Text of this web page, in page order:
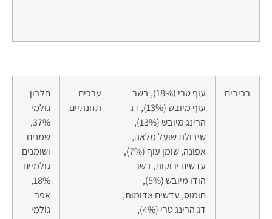
רכיבים
עוף טרי (18%), בשר
עוף מיובש (13%), דג
הרינג מיובש (13%),
שיבולת שועל מלאה,
אפונה, שומן עוף (7%),
עדשים ירוקות, בשר
הודו מיובש (5%),
חומוס, עדשים אדומות,
דג הרינג טרי (4%),
ערכים
תזונתיים
חלבון
גולמי
37%,
שמנים
ושומנים
גולמיים
18%,
אפר
גולמי